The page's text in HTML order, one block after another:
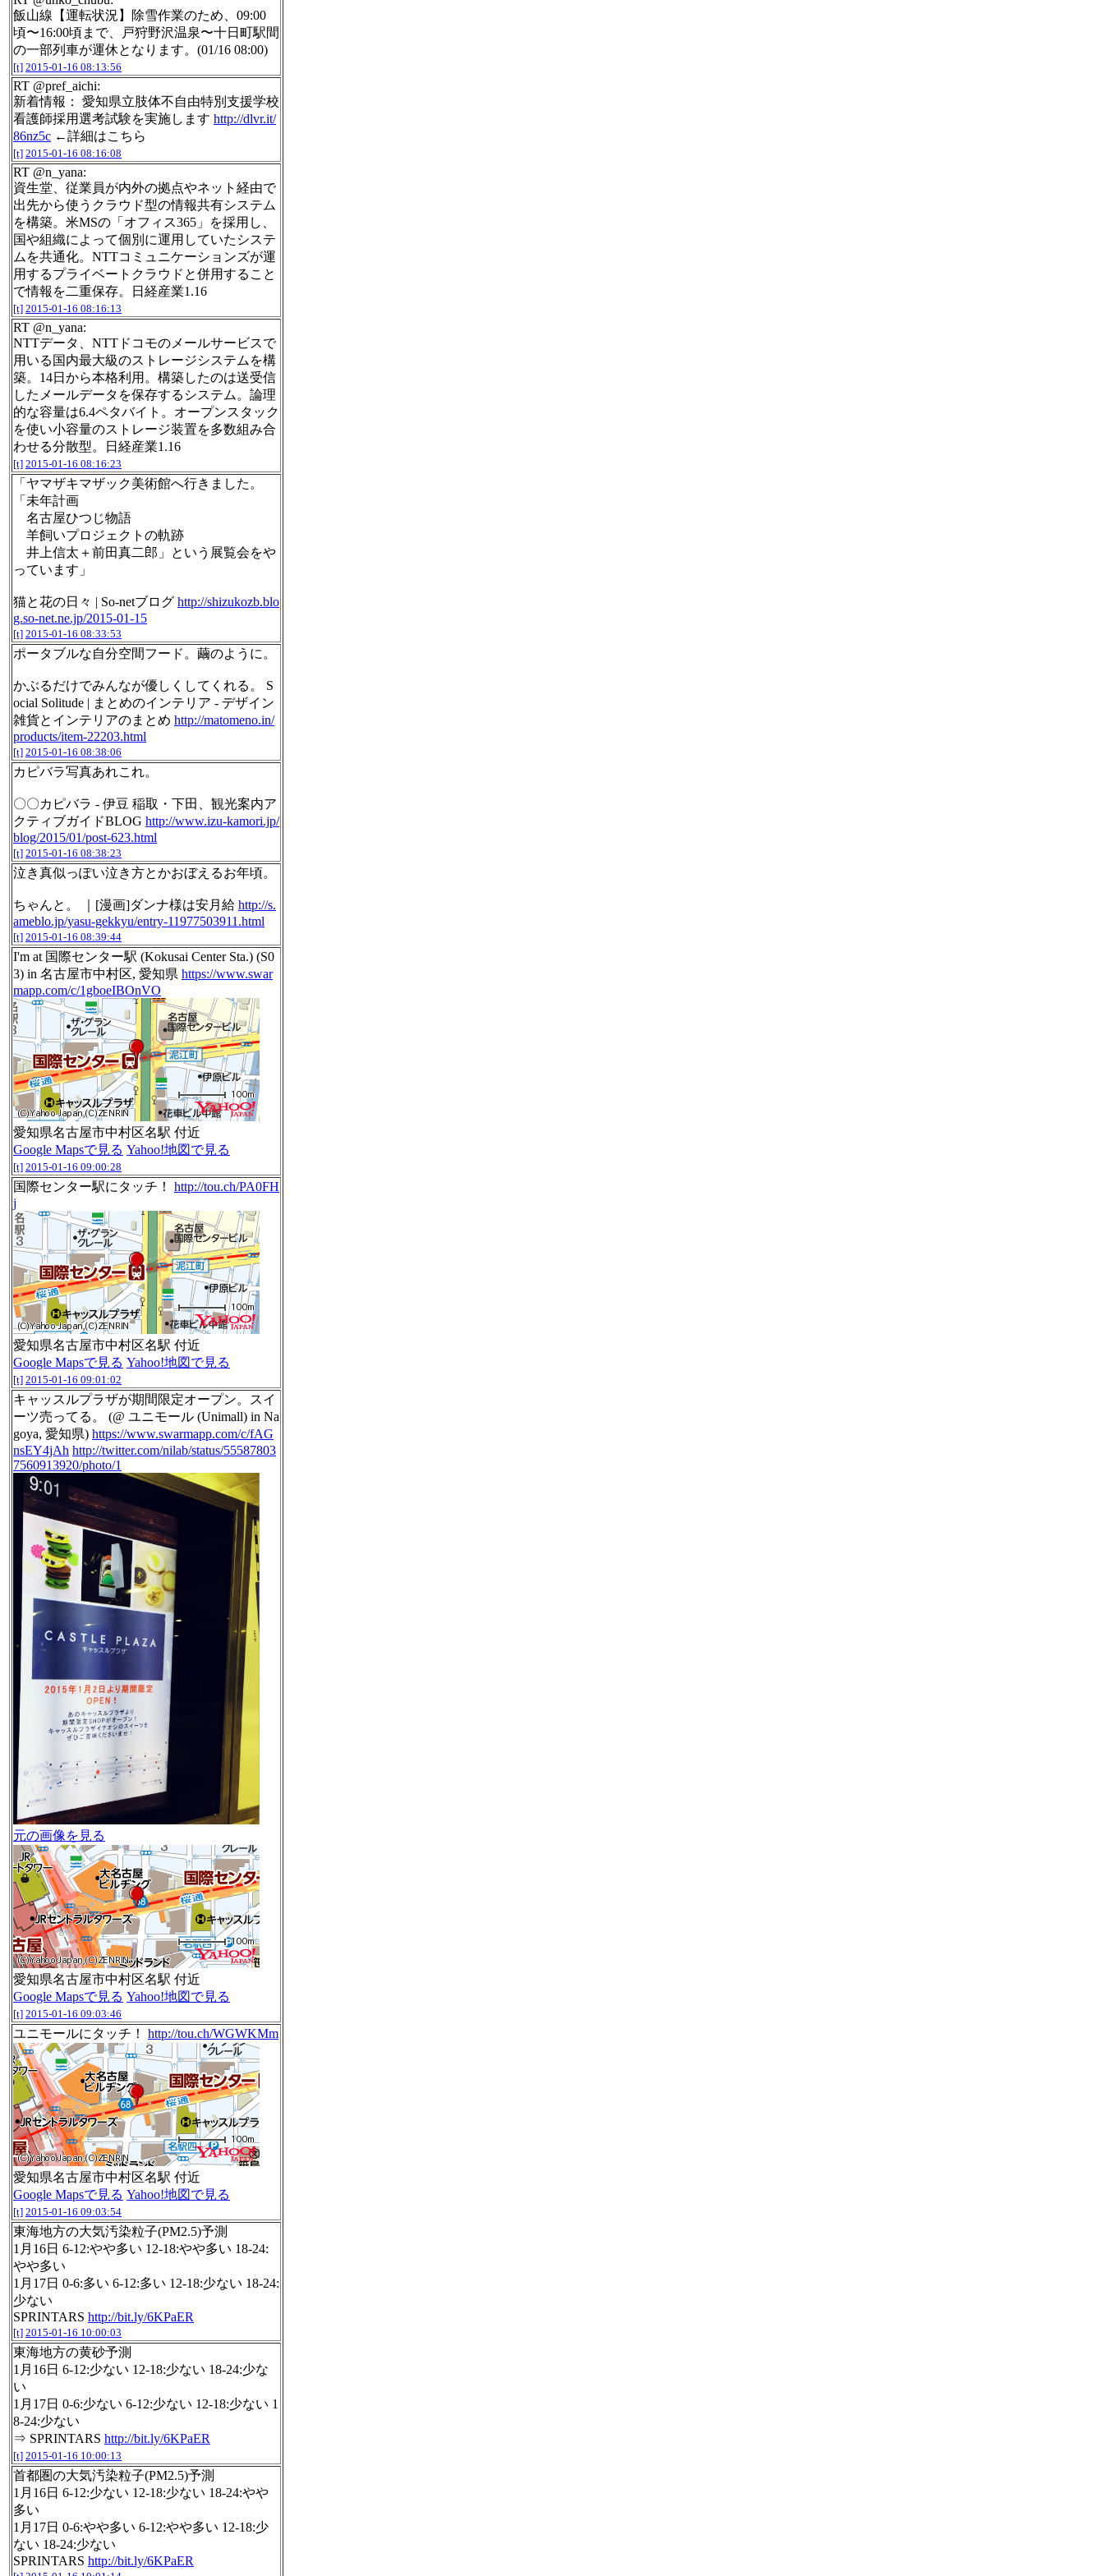
飯山線【運転状況】除雪作業のため、09:00
頃〜16:00頃まで、戸狩野沢温泉〜十日町駅間
の一部列車が運休となります。(01/16 08:00)
[t] 2015-01-16 08:13:56
RT @pref_aichi:
新着情報： 愛知県立肢体不自由特別支援学校
看護師採用選考試験を実施します http://dlvr.it/
86nz5c ←詳細はこちら
[t] 2015-01-16 08:16:08
RT @n_yana:
資生堂、従業員が内外の拠点やネット経由で
出先から使うクラウド型の情報共有システム
を構築。米MSの「オフィス365」を採用し、
国や組織によって個別に運用していたシステ
ムを共通化。NTTコミュニケーションズが運
用するプライベートクラウドと併用すること
で情報を二重保存。日経産業1.16
[t] 2015-01-16 08:16:13
RT @n_yana:
NTTデータ、NTTドコモのメールサービスで
用いる国内最大級のストレージシステムを構
築。14日から本格利用。構築したのは送受信
したメールデータを保存するシステム。論理
的な容量は6.4ペタバイト。オープンスタック
を使い小容量のストレージ装置を多数組み合
わせる分散型。日経産業1.16
[t] 2015-01-16 08:16:23
「ヤマザキマザック美術館へ行きました。
「未年計画
名古屋ひつじ物語
羊飼いプロジェクトの軌跡
井上信太＋前田真二郎」という展覧会をや
っています」
猫と花の日々 | So-netブログ http://shizukozb.blo
g.so-net.ne.jp/2015-01-15
[t] 2015-01-16 08:33:53
ポータブルな自分空間フード。繭のように。
かぶるだけでみんなが優しくしてくれる。 S
ocial Solitude | まとめのインテリア - デザイン
雑貨とインテリアのまとめ http://matomeno.in/
products/item-22203.html
[t] 2015-01-16 08:38:06
カピバラ写真あれこれ。
〇〇カピバラ - 伊豆 稲取・下田、観光案内ア
クティブガイドBLOG http://www.izu-kamori.jp/
blog/2015/01/post-623.html
[t] 2015-01-16 08:38:23
泣き真似っぽい泣き方とかおぼえるお年頃。
ちゃんと。 ｜[漫画]ダンナ様は安月給 http://s.
ameblo.jp/yasu-gekkyu/entry-11977503911.html
[t] 2015-01-16 08:39:44
I'm at 国際センター駅 (Kokusai Center Sta.) (S0
3) in 名古屋市中村区, 愛知県 https://www.swar
mapp.com/c/1gboeIBOnVO
愛知県名古屋市中村区名駅 付近
Google Mapsで見る Yahoo!地図で見る
[t] 2015-01-16 09:00:28
国際センター駅にタッチ！ http://tou.ch/PA0FH
j
愛知県名古屋市中村区名駅 付近
Google Mapsで見る Yahoo!地図で見る
[t] 2015-01-16 09:01:02
キャッスルプラザが期間限定オープン。スイ
ーツ売ってる。 (@ ユニモール (Unimall) in Na
goya, 愛知県) https://www.swarmapp.com/c/fAG
nsEY4jAh http://twitter.com/nilab/status/55587803
7560913920/photo/1
元の画像を見る
愛知県名古屋市中村区名駅 付近
Google Mapsで見る Yahoo!地図で見る
[t] 2015-01-16 09:03:46
ユニモールにタッチ！ http://tou.ch/WGWKMm
愛知県名古屋市中村区名駅 付近
Google Mapsで見る Yahoo!地図で見る
[t] 2015-01-16 09:03:54
東海地方の大気汚染粒子(PM2.5)予測
1月16日 6-12:やや多い 12-18:やや多い 18-24:
やや多い
1月17日 0-6:多い 6-12:多い 12-18:少ない 18-24:
少ない
SPRINTARS http://bit.ly/6KPaER
[t] 2015-01-16 10:00:03
東海地方の黄砂予測
1月16日 6-12:少ない 12-18:少ない 18-24:少な
い
1月17日 0-6:少ない 6-12:少ない 12-18:少ない 1
8-24:少ない
⇒ SPRINTARS http://bit.ly/6KPaER
[t] 2015-01-16 10:00:13
首都圏の大気汚染粒子(PM2.5)予測
1月16日 6-12:少ない 12-18:少ない 18-24:やや
多い
1月17日 0-6:やや多い 6-12:やや多い 12-18:少
ない 18-24:少ない
SPRINTARS http://bit.ly/6KPaER